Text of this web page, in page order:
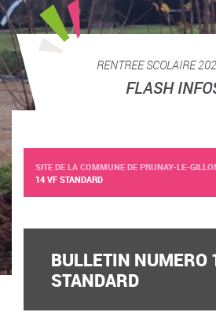
RENTREE SCOLAIRE
FLASH
SITE DE LA COMMUNE DE PRUNAY-LE-
14 VF STANDARD
BULLETIN NUMERO
STANDARD